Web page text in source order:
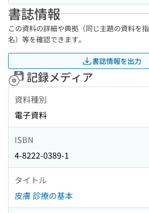
書誌情報
この資料の詳細や典拠（同じ主題の資料を
名）等を確認できます。
書誌情報を出力
記録メディア
資料種別
電子資料
ISBN
4-8222-0389-1
タイトル
皮膚 診療の基本